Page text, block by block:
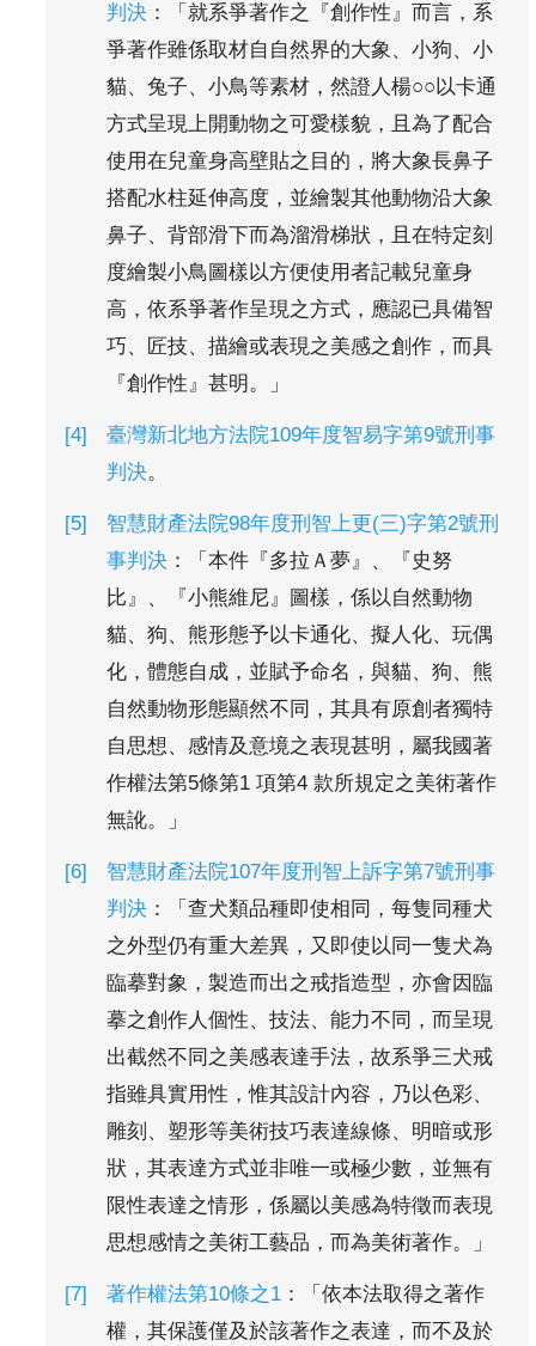
判決 ：「就系爭著作之『創作性』而言，系
爭著作雖係取材自自然界的大象、小狗、小
貓、兔子、小鳥等素材，然證人楊○○以卡通
方式呈現上開動物之可愛樣貌，且為了配合
使用在兒童身高壁貼之目的，將大象長鼻子
搭配水柱延伸高度，並繪製其他動物沿大象
鼻子、背部滑下而為溜滑梯狀，且在特定刻
度繪製小鳥圖樣以方便使用者記載兒童身
高，依系爭著作呈現之方式，應認已具備智
巧、匠技、描繪或表現之美感之創作，而具
『創作性』甚明。」
臺灣新北地方法院109年度智易字第9號刑事
判決。
智慧財產法院98年度刑智上更(三)字第2號刑
事判決 ：「本件『多拉Ａ夢』、『史努
比』、『小熊維尼』圖樣，係以自然動物
貓、狗、熊形態予以卡通化、擬人化、玩偶
化，體態自成，並賦予命名，與貓、狗、熊
自然動物形態顯然不同，其具有原創者獨特
自思想、感情及意境之表現甚明，屬我國著
作權法第5條第1 項第4 款所規定之美術著作
無訛。」
智慧財產法院107年度刑智上訴字第7號刑事
判決 ：「查犬類品種即使相同，每隻同種犬
之外型仍有重大差異，又即使以同一隻犬為
臨摹對象，製造而出之戒指造型，亦會因臨
摹之創作人個性、技法、能力不同，而呈現
出截然不同之美感表達手法，故系爭三犬戒
指雖具實用性，惟其設計內容，乃以色彩、
雕刻、塑形等美術技巧表達線條、明暗或形
狀，其表達方式並非唯一或極少數，並無有
限性表達之情形，係屬以美感為特徵而表現
思想感情之美術工藝品，而為美術著作。」
著作權法第10條之1 ：「依本法取得之著作
權，其保護僅及於該著作之表達，而不及於